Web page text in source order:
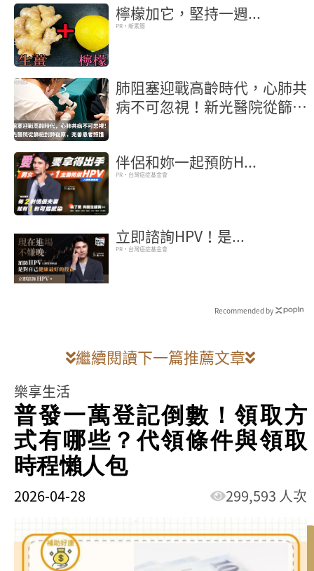
檸檬加它，堅持一週...
PR・新素簡
肺阻塞迎戰高齡時代，心肺共
病不可忽視！新光醫院從篩檢
伴侶和妳一起預防H...
PR・台灣癌症基金會
立即諮詢HPV！是...
PR・台灣癌症基金會
Recommended by
繼續閱讀下一篇推薦文章
樂享生活
普發一萬登記倒數！領取方
式有哪些？代領條件與領取
時程懶人包
2026-04-28 299,593 人次